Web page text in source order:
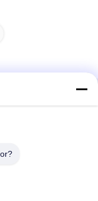
ecológico de